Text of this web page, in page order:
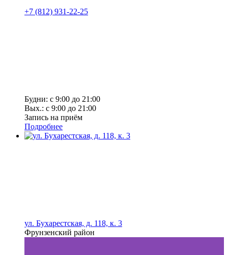
+7 (812) 931-22-25
Будни: с 9:00 до 21:00
Вых.: с 9:00 до 21:00
Запись на приём
Подробнее
ул. Бухарестская, д. 118, к. 3
Фрунзенский район